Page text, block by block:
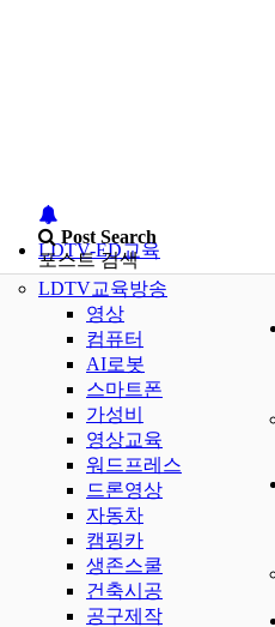
LDTV-ED교육
LDTV교육방송
영상
컴퓨터
AI로봇
스마트폰
가성비
영상교육
워드프레스
드론영상
자동차
캠핑카
생존스쿨
건축시공
공구제작
Post Search
포스트 검색